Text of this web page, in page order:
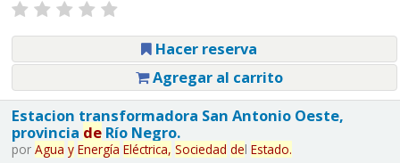
Hacer reserva
Agregar al carrito
Estacion transformadora San Antonio Oeste,
provincia deRío Negro.
por Agua y Energía Eléctrica, Sociedad del Estado.